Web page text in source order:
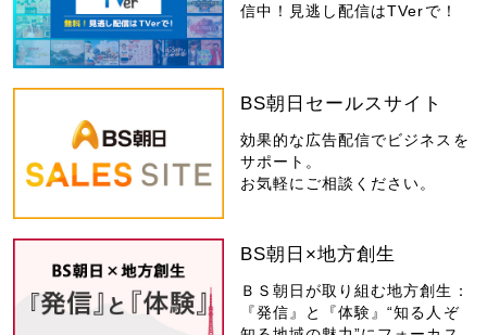
信中！見逃し配信はTVerで！
BS朝日セールスサイト
効果的な広告配信でビジネスを
サポート。
お気軽にご相談ください。
BS朝日×地方創生
ＢＳ朝日が取り組む地方創生：
『発信』と『体験』“知る人ぞ